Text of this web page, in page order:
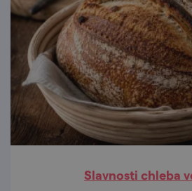
Slavnosti chleba